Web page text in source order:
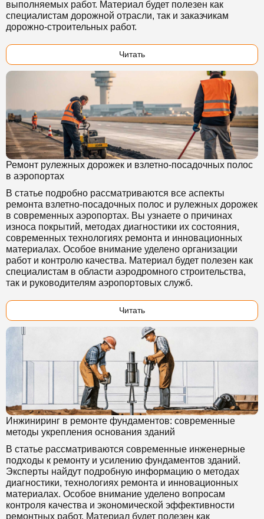
выполняемых работ. Материал будет полезен как
специалистам дорожной отрасли, так и заказчикам
дорожно-строительных работ.
Читать
Ремонт рулежных дорожек и взлетно-посадочных полос
в аэропортах
В статье подробно рассматриваются все аспекты
ремонта взлетно-посадочных полос и рулежных дорожек
в современных аэропортах. Вы узнаете о причинах
износа покрытий, методах диагностики их состояния,
современных технологиях ремонта и инновационных
материалах. Особое внимание уделено организации
работ и контролю качества. Материал будет полезен как
специалистам в области аэродромного строительства,
так и руководителям аэропортовых служб.
Читать
Инжиниринг в ремонте фундаментов: современные
методы укрепления основания зданий
В статье рассматриваются современные инженерные
подходы к ремонту и усилению фундаментов зданий.
Эксперты найдут подробную информацию о методах
диагностики, технологиях ремонта и инновационных
материалах. Особое внимание уделено вопросам
контроля качества и экономической эффективности
ремонтных работ. Материал будет полезен как